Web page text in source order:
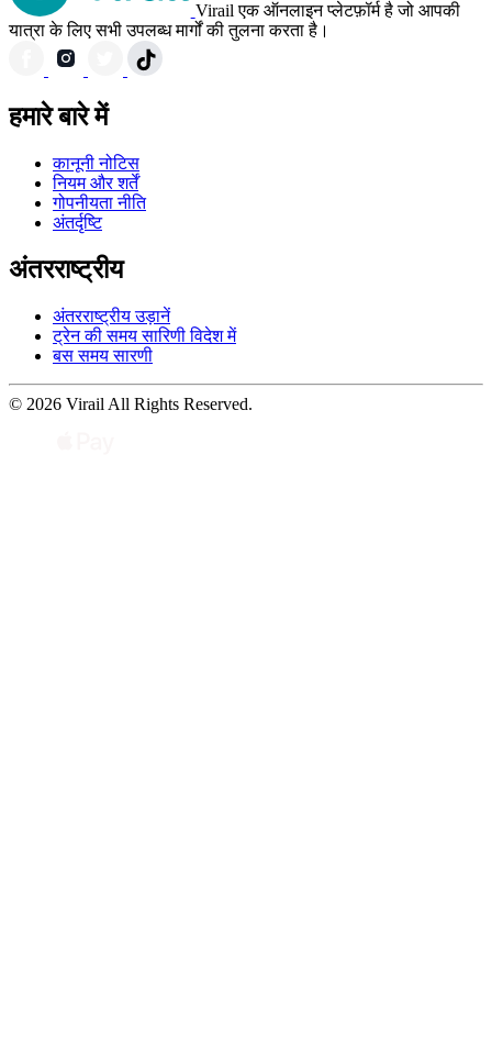
Virail एक ऑनलाइन प्लेटफ़ॉर्म है जो आपकी
यात्रा के लिए सभी उपलब्ध मार्गों की तुलना करता है।
हमारे बारे में
कानूनी नोटिस
नियम और शर्तें
गोपनीयता नीति
अंतर्दृष्टि
अंतरराष्ट्रीय
अंतरराष्ट्रीय उड़ानें
ट्रेन की समय सारिणी विदेश में
बस समय सारणी
© 2026 Virail All Rights Reserved.